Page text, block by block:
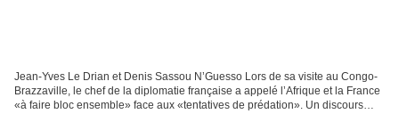
Jean-Yves Le Drian et Denis Sassou N’Guesso Lors de sa visite au Congo-
Brazzaville, le chef de la diplomatie française a appelé l’Afrique et la France
«à faire bloc ensemble» face aux «tentatives de prédation». Un discours